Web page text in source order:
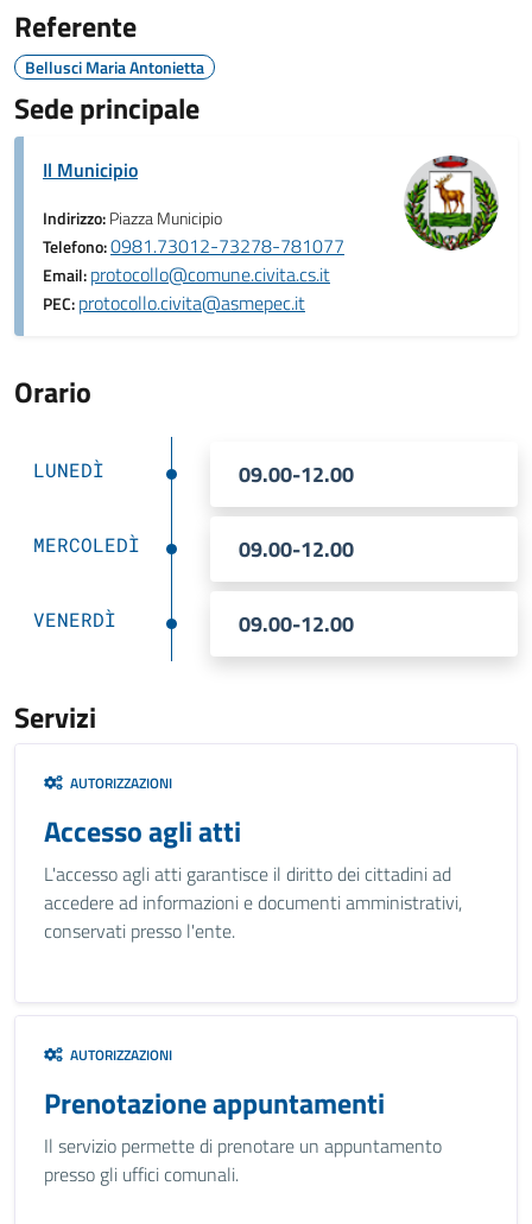
Referente
Bellusci Maria Antonietta
Sede principale
Il Municipio
Indirizzo:Piazza Municipio
Telefono:0981.73012-73278-781077
Email:protocollo@comune.civita.cs.it
PEC:protocollo.civita@asmepec.it
Orario
LUNEDÌ 09.00-12.00
MERCOLEDÌ 09.00-12.00
VENERDÌ 09.00-12.00
Servizi
AUTORIZZAZIONI
Accesso agli atti
L'accesso agli atti garantisce il diritto dei cittadini ad
accedere ad informazioni e documenti amministrativi,
conservati presso l'ente.
AUTORIZZAZIONI
Prenotazione appuntamenti
Il servizio permette di prenotare un appuntamento
presso gli uffici comunali.